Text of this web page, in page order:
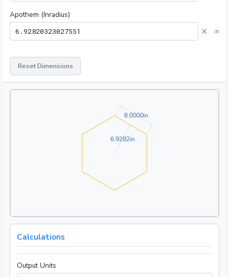
Apothem (Inradius)
× in
Reset Dimensions
8.0000in8.0000in
6.9282in6.9282in
Calculations
Output Units